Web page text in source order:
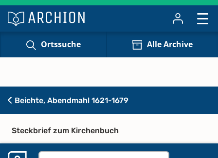
Ortssuche Alle Archive
Beichte, Abendmahl 1621-1679
Steckbrief zum Kirchenbuch